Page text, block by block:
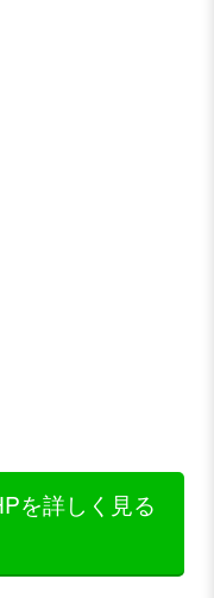
を詳しく見る